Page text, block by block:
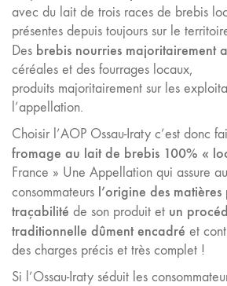
avec du lait de trois races de brebis
présentes depuis toujours sur le
Des brebis nourries majoritairement
céréales et des fourrages locaux,
produits majoritairement sur les
l’appellation.
Choisir l’AOP Ossau-Iraty c’est donc
fromage au lait de brebis 100% «
France » Une Appellation qui assure
consommateurs l’origine des
traçabilité de son produit et un
traditionnelle dûment encadré et
des charges précis et très complet !
Si l’Ossau-Iraty séduit les